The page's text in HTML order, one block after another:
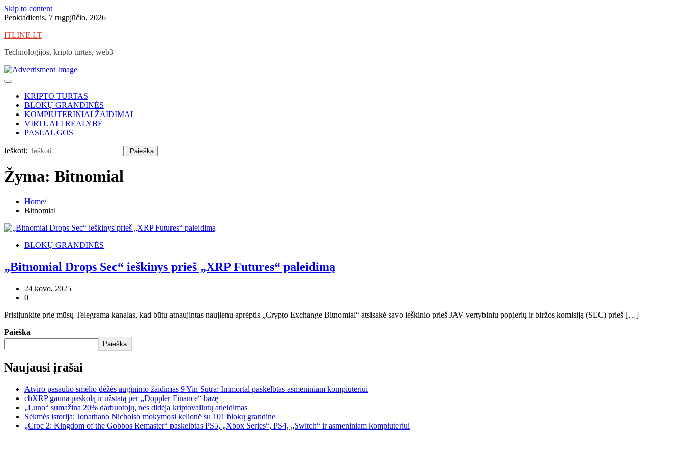
Skip to content
Penktadienis, 7 rugpjūčio, 2026
ITLINE.LT
Technologijos, kripto turtas, web3
KRIPTO TURTAS
BLOKŲ GRANDINĖS
KOMPIUTERINIAI ŽAIDIMAI
VIRTUALI REALYBĖ
PASLAUGOS
Ieškoti:
Žyma: Bitnomial
Home
Bitnomial
BLOKŲ GRANDINĖS
„Bitnomial Drops Sec“ ieškinys prieš „XRP Futures“ paleidimą
24 kovo, 2025
0
Prisijunkite prie mūsų Telegrama kanalas, kad būtų atnaujintas naujienų aprėptis „Crypto Exchange Bitnomial“ atsisakė savo ieškinio prieš JAV vertybinių popierių ir biržos komisiją (SEC) prieš […]
Paieška
Paieška
Naujausi įrašai
Atviro pasaulio smėlio dėžės auginimo žaidimas 9 Yin Sutra: Immortal paskelbtas asmeniniam kompiuteriui
cbXRP gauna paskolą ir užstatą per „Doppler Finance“ bazę
„Luno“ sumažina 20% darbuotojų, nes didėja kriptovaliutų atleidimas
Sėkmės istorija: Jonathano Nicholso mokymosi kelionė su 101 blokų grandine
„Croc 2: Kingdom of the Gobbos Remaster“ paskelbtas PS5, „Xbox Series“, PS4, „Switch“ ir asmeniniam kompiuteriui